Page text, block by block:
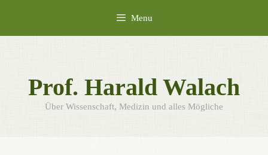
content
Menu
Prof. Harald Walach
Über Wissenschaft, Medizin und alles Mögliche